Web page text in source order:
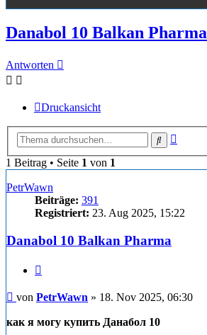
Danabol 10 Balkan Pharma
Antworten
Druckansicht
Suche
1 Beitrag • Seite 1 von 1
PetrWawn
Beiträge: 391
Registriert: 23. Aug 2025, 15:22
Danabol 10 Balkan Pharma
Beitrag
von PetrWawn » 18. Nov 2025, 06:30
как я могу купить Данабол 10